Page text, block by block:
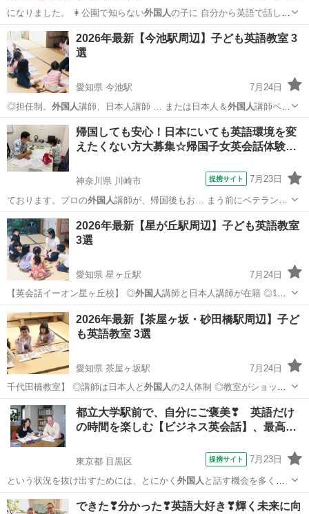
になりました。 👩公園で知らない外国人の子に 自分から英語で話しか
けてまし…
愛知 名古屋市 覚王山駅 英会話 レッスン
2026年最新【今池駅周辺】子ども英語教室 3
選
愛知県 今池駅
7月24日
◎担任制。 外国人 講師、日本人講師 … または日本人＆外国人講師ペア
ティーチン…
愛知 名古屋市 今池駅 英会話
帰国しても安心！日本にいても英語環境を変
えたくない方大募集☆帰国子女英会話体験…
神奈川県 川崎市 提携サイト 7月23日
ております。プロの外国人講師が、帰国後もお… まう前にベテランの
外国人講師のレッスンを受…
神奈川 川崎市 英会話
2026年最新【星が丘駅周辺】子ども英語教室
3選
愛知県 星ヶ丘駅
7月24日
【英会話イーオン星ヶ丘校】 ◎外国人講師と日本人講師が在籍 ◎1歳
の…
愛知 名古屋市 星ヶ丘駅 英会話 英語教室
2026年最新【茶屋ヶ坂・砂田橋駅周辺】子ど
も英語教室 3選
愛知県 茶屋ヶ坂駅
7月24日
千代田橋教室】 ◎講師は日本人と 外国人の2人体制 ◎教室がショッピ
ング…
愛知 名古屋市 茶屋ヶ坂駅 英会話 英語教室
都立大学駅前で、自分にご褒美❣ 英語だけ
の時間を楽しむ【ビジネス英会話】、最高…
東京都 目黒区 提携サイト 7月23日
という状況を抜け出すためには、とにかく 外国人 と話す機会を多く持
つこと、そして臆せず…
東京 目黒区 その他
できた❣分かった❣英語大好き❣輝く未来に向